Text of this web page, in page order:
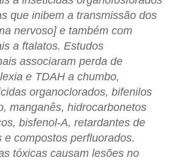
que inibem a transmissão dos
nervoso] e também com
a ftalatos. Estudos
associaram perda de
e TDAH a chumbo,
organoclorados, bifenilos
manganês, hidrocarbonetos
bisfenol-A, retardantes de
compostos perfluorados.
tóxicas causam lesões no